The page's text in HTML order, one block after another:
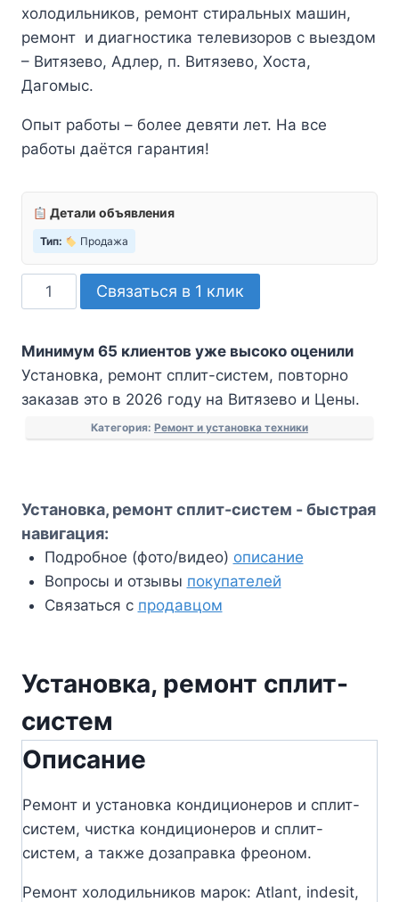
холодильников, ремонт стиральных машин,
ремонт и диагностика телевизоров с выездом
– Витязево, Адлер, п. Витязево, Хоста,
Дагомыс.
Опыт работы – более девяти лет. На все
работы даётся гарантия!
Детали объявления
Тип: Продажа
Количество
товара
ремонт
сплит-
систем
Связаться в 1 клик
Минимум 65 клиентов уже высоко оценили
Установка, ремонт сплит-систем, повторно
заказав это в 2026 году на Витязево и Цены.
Категория: Ремонт и установка техники
Установка, ремонт сплит-систем - быстрая
навигация:
Подробное (фото/видео) описание
Вопросы и отзывы покупателей
Связаться с продавцом
Установка, ремонт сплит-
систем
Описание
Ремонт и установка кондиционеров и сплит-
систем, чистка кондиционеров и сплит-
систем, а также дозаправка фреоном.
Ремонт холодильников марок: Atlant, indesit,